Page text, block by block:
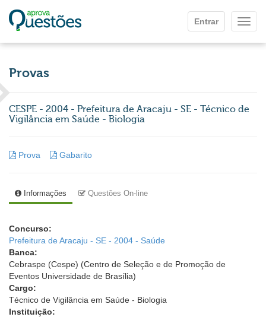
Entrar
Provas
CESPE - 2004 - Prefeitura de Aracaju - SE - Técnico de
Vigilância em Saúde - Biologia
Prova Gabarito
Informações Questões On-line
Concurso:
Prefeitura de Aracaju - SE - 2004 - Saúde
Banca:
Cebraspe (Cespe) (Centro de Seleção e de Promoção de
Eventos Universidade de Brasília)
Cargo:
Técnico de Vigilância em Saúde - Biologia
Instituição: